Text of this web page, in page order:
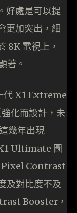
好處是可以提
更加突出，細
8K 電視上，
著。
代 X1 Extreme
化而設計，未
幾年出現
Ultimate 圖
Pixel Contrast
及對比度不及
Booster，